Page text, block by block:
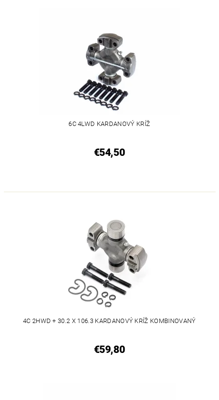
6C 4LWD KARDANOVÝ KRÍŽ
€54,50
4C 2HWD + 30.2 X 106.3 KARDANOVÝ KRÍŽ KOMBINOVANÝ
€59,80